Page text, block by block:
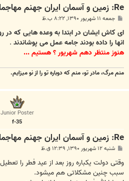
Re: زمين و آسمان ايران جهنم مهاجمان خواهد شد
ت
جمعه ۱۱ شهریور ۱۳۹۰, ۸:۲۲ ب.ظ
انها را داده بودند جامه عمل می پوشاندند .
هنوز منتظر دهم شهریور ؟ هستیم ...
منم مرگ، مادر تو، منم که دوباره تو را از نو میزایم.
Junior Poster
f-35
Re: زمين و آسمان ايران جهنم مهاجمان خواهد شد
ت
شنبه ۱۲ شهریور ۱۳۹۰, ۱۲:۳۹ ق.ظ
سبب چنین مشکلاتی هم میشود.